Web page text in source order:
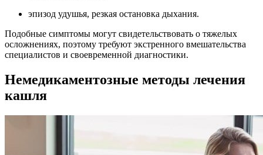
эпизод удушья, резкая остановка дыхания.
Подобные симптомы могут свидетельствовать о тяжелых
осложнениях, поэтому требуют экстренного вмешательства
специалистов и своевременной диагностики.
Немедикаментозные методы лечения
кашля